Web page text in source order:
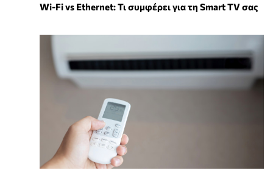
Wi-Fi vs Ethernet: Τι συμφέρει για τη Smart TV σας